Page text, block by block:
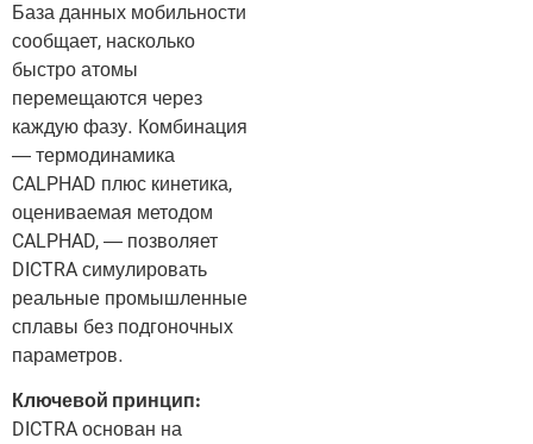
База данных мобильности
сообщает, насколько
быстро атомы
перемещаются через
каждую фазу. Комбинация
— термодинамика
CALPHAD плюс кинетика,
оцениваемая методом
CALPHAD, — позволяет
DICTRA симулировать
реальные промышленные
сплавы без подгоночных
параметров.
Ключевой принцип:
DICTRA основан на